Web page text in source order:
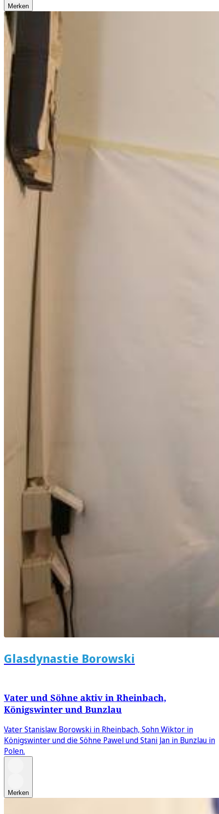
Merken
Glasdynastie Borowski
Vater und Söhne aktiv in Rheinbach,
Königswinter und Bunzlau
Vater Stanislaw Borowski in Rheinbach, Sohn Wiktor in
Königswinter und die Söhne Pawel und Stani Jan in Bunzlau in
Polen.
Merken